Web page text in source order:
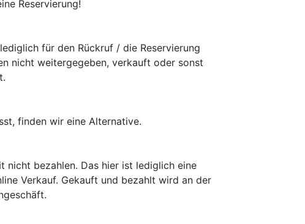
Reservierung!
für den Rückruf / die Reservierung
nicht weitergegeben, verkauft oder sonst
finden wir eine Alternative.
nicht bezahlen. Das hier ist lediglich eine
Verkauf. Gekauft und bezahlt wird an der